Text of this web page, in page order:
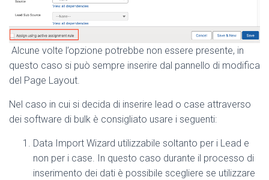
Alcune volte l’opzione potrebbe non essere presente, in
questo caso si può sempre inserire dal pannello di modifica
del Page Layout.
Nel caso in cui si decida di inserire lead o case attraverso
dei software di bulk è consigliato usare i seguenti:
Data Import Wizard utilizzabile soltanto per i Lead e
non per i case. In questo caso durante il processo di
inserimento dei dati è possibile scegliere se utilizzare